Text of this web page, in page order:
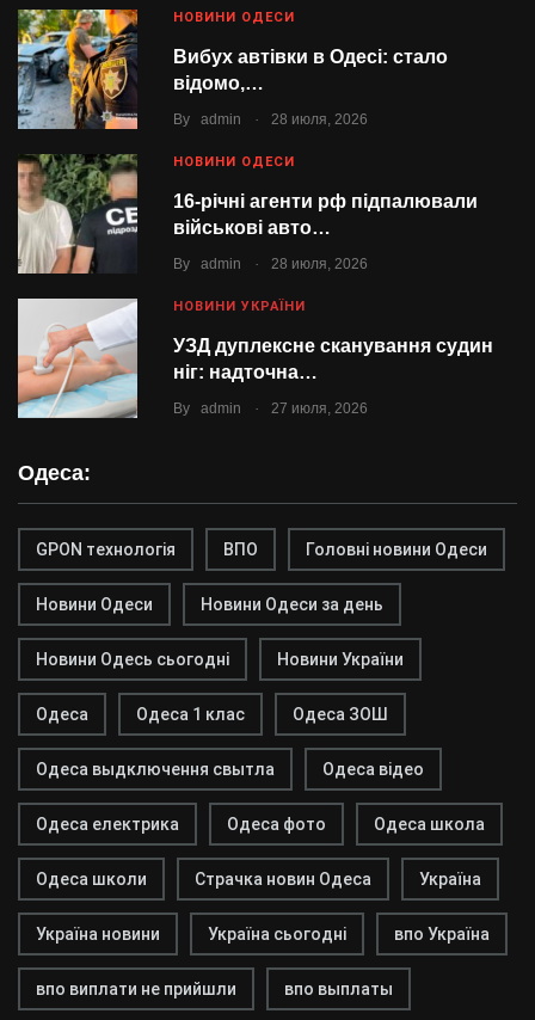
НОВИНИ ОДЕСИ
Вибух автівки в Одесі: стало
відомо,…
By admin . 28 июля, 2026
НОВИНИ ОДЕСИ
16-річні агенти рф підпалювали
військові авто…
By admin . 28 июля, 2026
НОВИНИ УКРАЇНИ
УЗД дуплексне сканування судин
ніг: надточна…
By admin . 27 июля, 2026
Одеса:
GPON технологія ВПО Головні новини Одеси
Новини Одеси Новини Одеси за день
Новини Одесь сьогодні Новини України
Одеса Одеса 1 клас Одеса ЗОШ
Одеса выдключення свытла Одеса відео
Одеса електрика Одеса фото Одеса школа
Одеса школи Страчка новин Одеса Україна
Україна новини Україна сьогодні впо Україна
впо виплати не прийшли впо выплаты